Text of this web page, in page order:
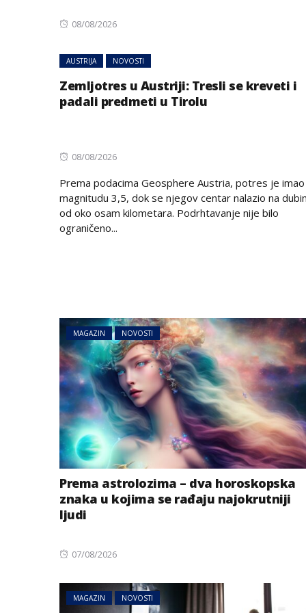
Posted
08/08/2026
AUSTRIJA NOVOSTI
Zemljotres u Austriji: Tresli se kreveti i
padali predmeti u Tirolu
Posted
08/08/2026
Prema podacima Geosphere Austria, potres je imao
magnitudu 3,5, dok se njegov centar nalazio na
od oko osam kilometara. Podrhtavanje nije bilo
ograničeno...
MAGAZIN NOVOSTI
Prema astrolozima – dva horoskopska
znaka u kojima se rađaju najokrutniji
ljudi
Posted
07/08/2026
MAGAZIN NOVOSTI